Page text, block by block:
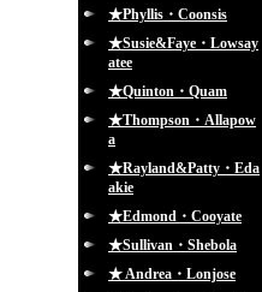
★Phyllis・Coonsis
★Susie&Faye・Lowsay
atee
★Quinton・Quam
★Thompson・Allapow
a
★Rayland&Patty・Eda
akie
★Edmond・Cooyate
★Sullivan・Shebola
★ Andrea・Lonjose